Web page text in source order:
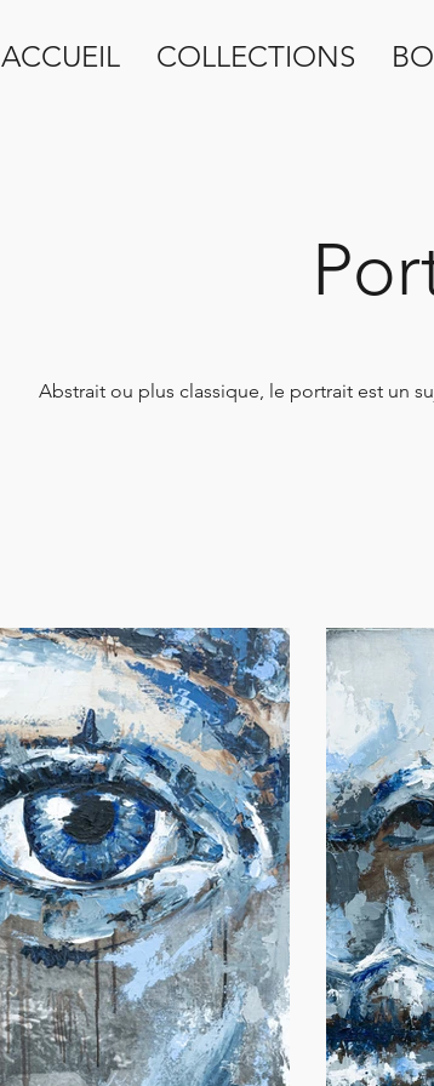
ACCUEIL COLLECTIONS
Abstrait ou plus classique, le portrait est un